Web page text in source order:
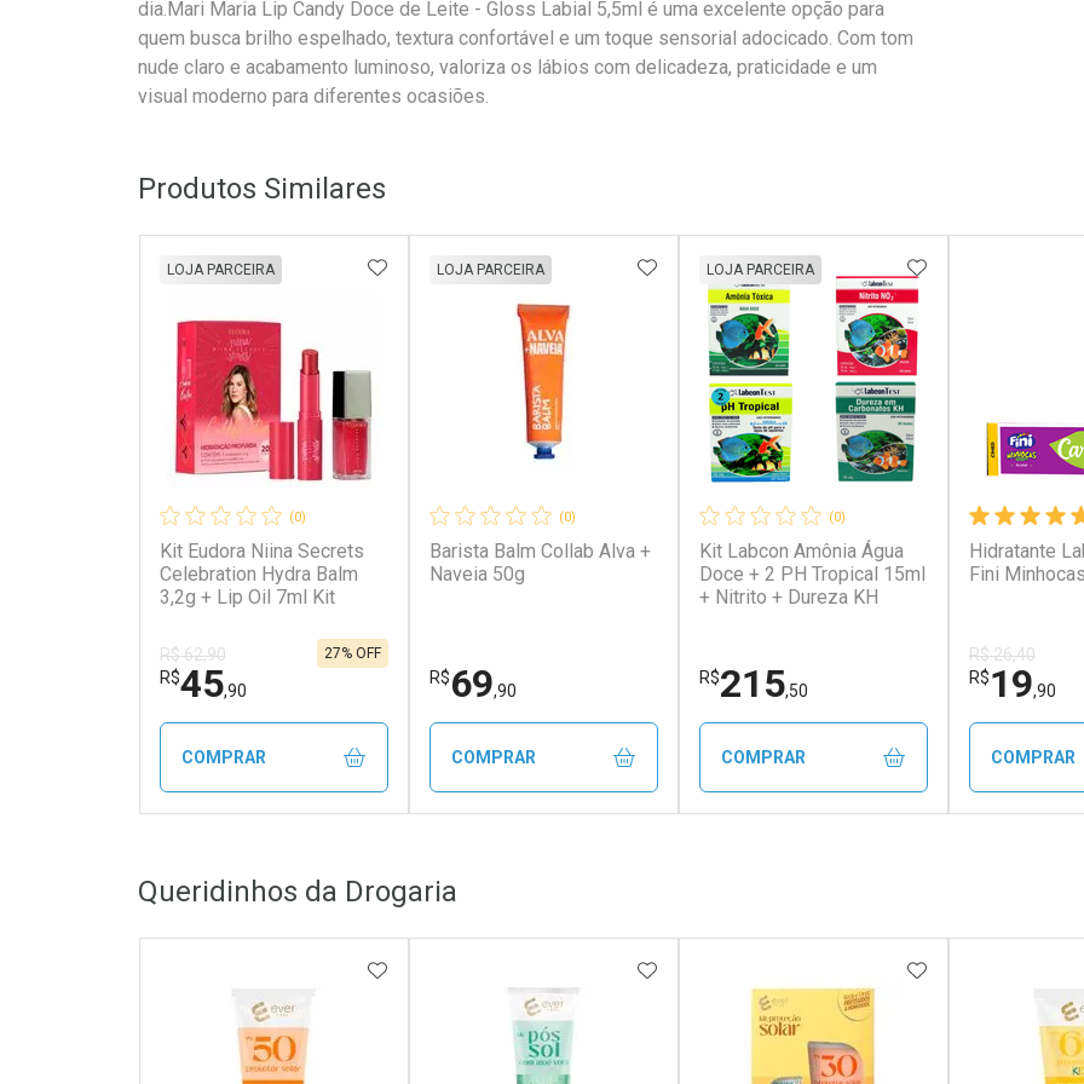
dia.Mari Maria Lip Candy Doce de Leite - Gloss Labial 5,5ml é uma excelente opção para
quem busca brilho espelhado, textura confortável e um toque sensorial adocicado. Com tom
nude claro e acabamento luminoso, valoriza os lábios com delicadeza, praticidade e um
visual moderno para diferentes ocasiões.
Produtos Similares
(0)
Kit Eudora Niina Secrets
Celebration Hydra Balm
3,2g + Lip Oil 7ml Kit
LOJA PARCEIRA
R$ 62,90
R$45,90
27% OFF
ADICIONAR AOS FAVORITOS
COMPRAR
Laboratório
Por Menos
(0)
Barista Balm Collab Alva +
Naveia 50g
LOJA PARCEIRA
R$69,90
ADICIONAR AOS FAVORITOS
COMPRAR
Laboratório
Por Menos
(0)
Kit Labcon Amônia Água
Doce + 2 PH Tropical 15ml
+ Nitrito + Dureza KH
LOJA PARCEIRA
R$215,50
ADICIONAR AOS
COMPRAR
Hidratante
Fini
R$ 26,40
R$19,90
COMPRAR
Queridinhos da Drogaria
ADICIONAR AOS FAVORITOSADICIONAR AOS FAVORITOSADICIONAR AOS